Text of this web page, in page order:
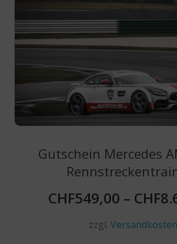
Gutschein Mercedes
CHF549,00 – CHF
zzgl. Versandkosten